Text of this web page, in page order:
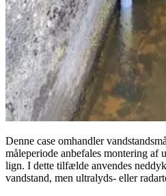
Denne case omhandler
måleperiode anbefales montering af
lign. I dette tilfælde anvendes
vandstand, men ultralyds- eller